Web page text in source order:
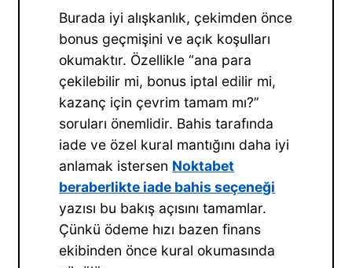
Burada iyi alışkanlık, çekimden önce
bonus geçmişini ve açık koşulları
okumaktır. Özellikle “ana para
çekilebilir mi, bonus iptal edilir mi,
kazanç için çevrim tamam mı?”
soruları önemlidir. Bahis tarafında
iade ve özel kural mantığını daha iyi
anlamak istersen Noktabet
beraberlikte iade bahis seçeneği
yazısı bu bakış açısını tamamlar.
Çünkü ödeme hızı bazen finans
ekibinden önce kural okumasında